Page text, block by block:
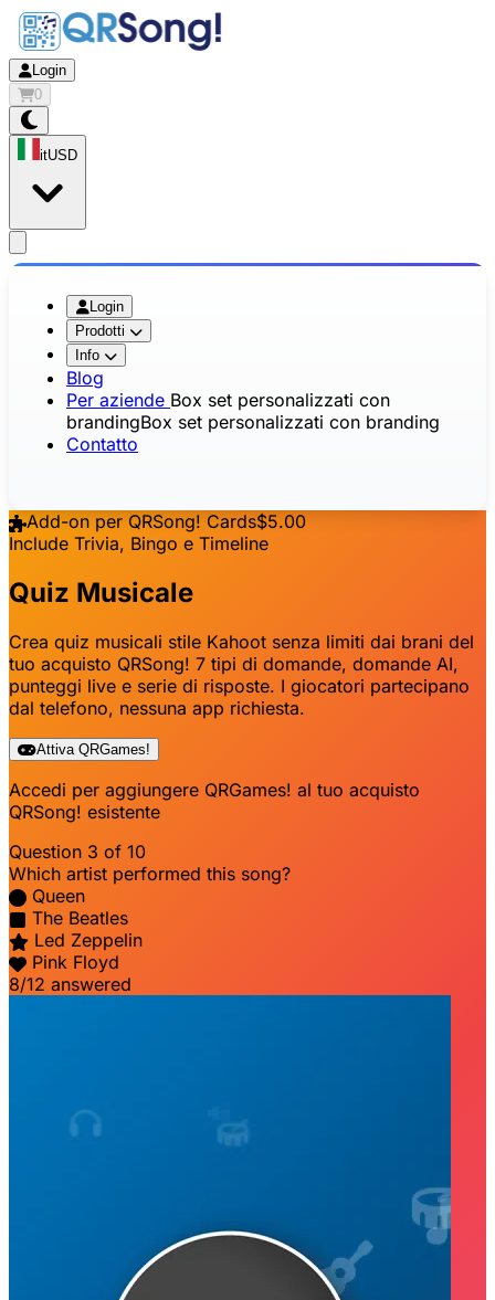
Login
0
itUSD
Login
Prodotti
Info
Blog
Per aziende Box set personalizzati con
brandingBox set personalizzati con branding
Contatto
Add-on per QRSong! Cards$5.00
Include Trivia, Bingo e Timeline
Quiz Musicale
Crea quiz musicali stile Kahoot senza limiti dai brani del
tuo acquisto QRSong! 7 tipi di domande, domande AI,
punteggi live e serie di risposte. I giocatori partecipano
dal telefono, nessuna app richiesta.
Attiva QRGames!
Accedi per aggiungere QRGames! al tuo acquisto
QRSong! esistente
Question 3 of 10
Which artist performed this song?
Queen
The Beatles
Led Zeppelin
Pink Floyd
8/12 answered